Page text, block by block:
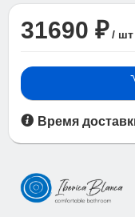
31690 ₽ / шт
Время